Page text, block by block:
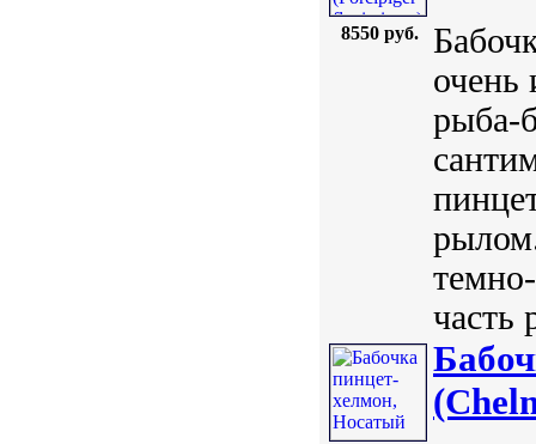
8550 руб.
очень
рыба-
часть